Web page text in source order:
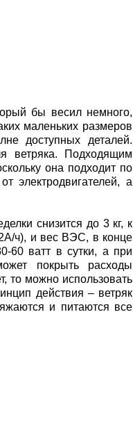
бы весил немного,
маленьких размеров
доступных деталей.
ветряка. Подходящим
она подходит по
электродвигателей, а
снизится до 3 кг, к
ч), и вес ВЭС, в конце
60 ватт в сутки, а при
покрыть расходы
то можно использовать
действия – ветряк
и питаются все